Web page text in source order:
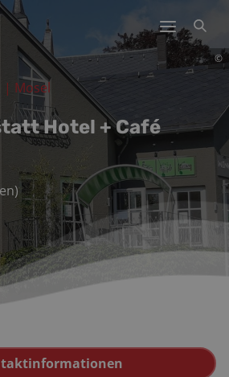
©
| Mosel
Hotel + Café